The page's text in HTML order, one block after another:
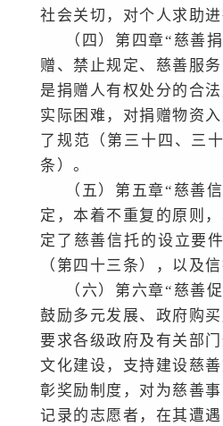
社会关切，对个人求助
（四）第四章“慈善
赠、禁止规定、慈善服
是捐赠人有权处分的合
实际困难，对捐赠物资
了规范（第三十四、三
条）。
（五）第五章“慈善
定，本着不重复的原则
定了慈善信托的设立要
（第四十三条），以及
（六）第六章“慈善
鼓励多元发展、政府购
要求各级政府及有关部
文化建设，支持建设慈
彰奖励制度，对为慈善
记录的志愿者，在其遭